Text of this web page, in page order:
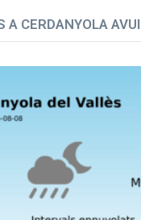
A CERDANYOLA AVUI